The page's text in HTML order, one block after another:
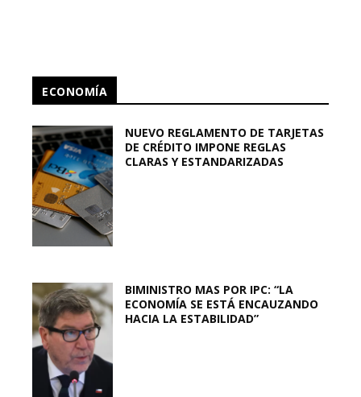
ECONOMÍA
NUEVO REGLAMENTO DE TARJETAS
DE CRÉDITO IMPONE REGLAS
CLARAS Y ESTANDARIZADAS
BIMINISTRO MAS POR IPC: “LA
ECONOMÍA SE ESTÁ ENCAUZANDO
HACIA LA ESTABILIDAD”